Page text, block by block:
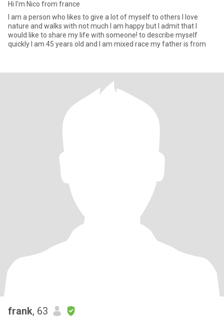
Hi I'm Nico from france
I am a person who likes to give a lot of myself to others I love
nature and walks with not much I am happy but I admit that I
would like to share my life with someone! to describe myself
quickly I am 45 years old and I am mixed race my father is from
frank, 63